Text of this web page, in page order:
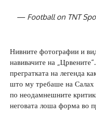
— Football on TNT
Нивните фотографии и
навивачите на
прегратката на легенда
што му требаше на Салах
по неодамнешните
неговата лоша форма во